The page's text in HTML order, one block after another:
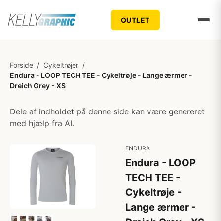
OUTLET
Forside / Cykeltrøjer /
Endura - LOOP TECH TEE - Cykeltrøje - Lange ærmer -
Dreich Grey - XS
Dele af indholdet på denne side kan være genereret
med hjælp fra AI.
ENDURA
Endura - LOOP
TECH TEE -
Cykeltrøje -
Lange ærmer -